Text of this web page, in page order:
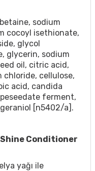
sodium
cocoyl isethionate,
glycol
glycerin, sodium
oil, citric acid,
cellulose,
acid, candida
ferment,
[n5402/a].
Conditioner
yağı ile